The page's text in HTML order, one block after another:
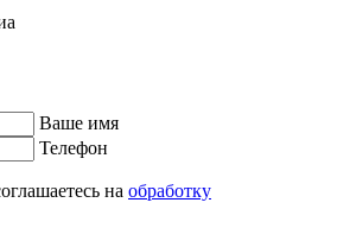
Ваше имя
Телефон
на обработку